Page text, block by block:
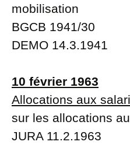
mobilisation
BGCB 1941/30
DEMO 14.3.1941
10 février 1963
Allocations aux
sur les allocations
JURA 11.2.1963